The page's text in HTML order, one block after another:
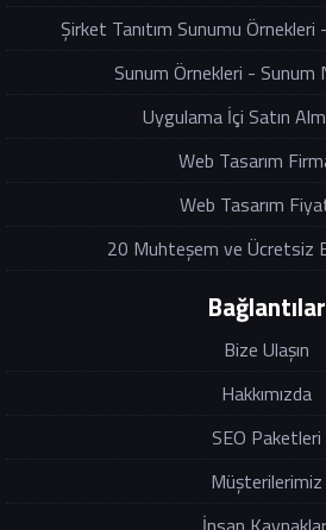
Şirket Tanıtım Sunumu Örnekleri
Sunum Örnekleri - Sunum
Uygulama İçi Satın
Web Tasarım
Web Tasarım
20 Muhteşem ve Ücretsiz
Bağlantılar
Bize Ulaşın
Hakkımızda
SEO Paketleri
Müşterilerimiz